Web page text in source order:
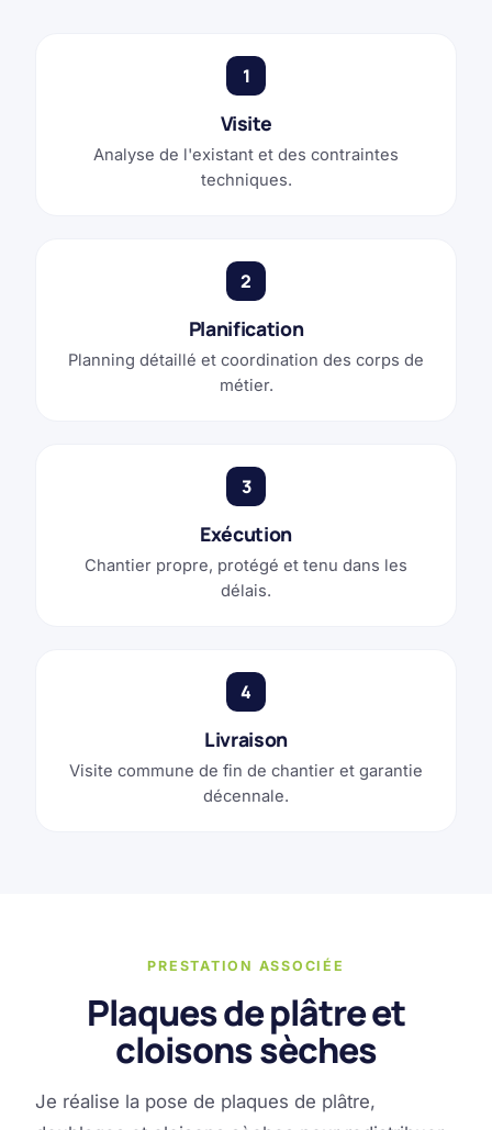
1
Visite
Analyse de l'existant et des contraintes
techniques.
2
Planification
Planning détaillé et coordination des corps de
métier.
3
Exécution
Chantier propre, protégé et tenu dans les
délais.
4
Livraison
Visite commune de fin de chantier et garantie
décennale.
PRESTATION ASSOCIÉE
Plaques de plâtre et
cloisons sèches
Je réalise la pose de plaques de plâtre,